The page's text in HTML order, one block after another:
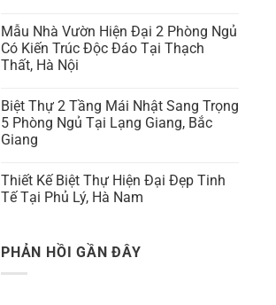
Mẫu Nhà Vườn Hiện Đại 2 Phòng Ngủ
Có Kiến Trúc Độc Đáo Tại Thạch
Thất, Hà Nội
Biệt Thự 2 Tầng Mái Nhật Sang Trọng
5 Phòng Ngủ Tại Lạng Giang, Bắc
Giang
Thiết Kế Biệt Thự Hiện Đại Đẹp Tinh
Tế Tại Phủ Lý, Hà Nam
PHẢN HỒI GẦN ĐÂY